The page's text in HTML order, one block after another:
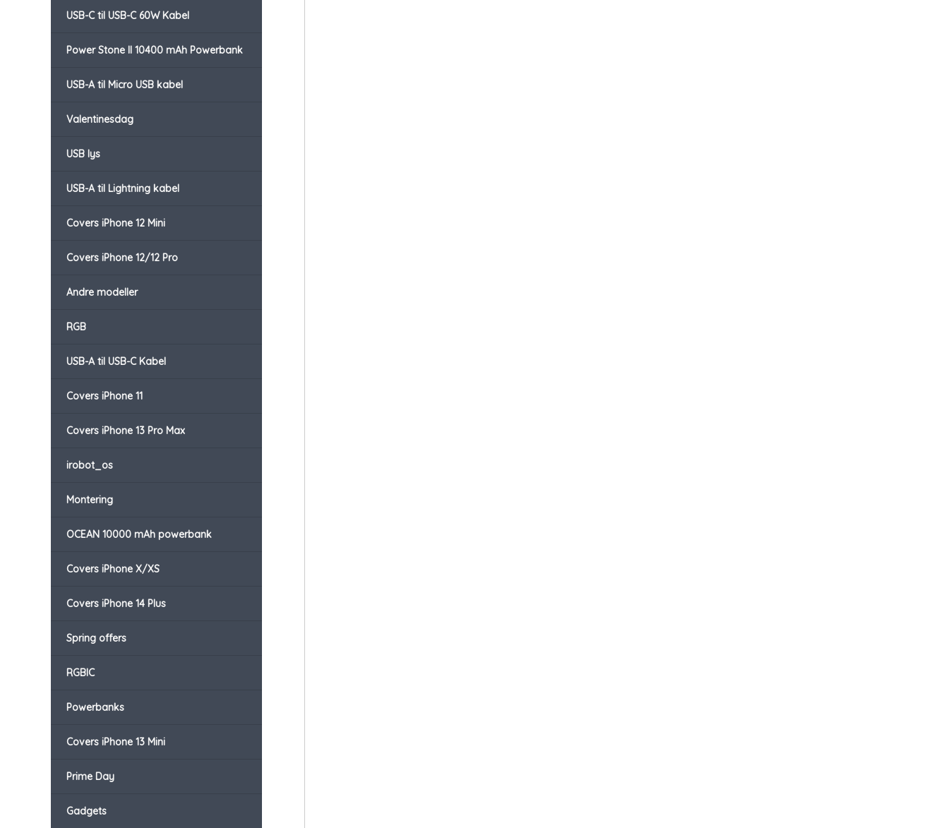
USB-C til USB-C 60W Kabel
Power Stone II 10400 mAh Powerbank
USB-A til Micro USB kabel
Valentinesdag
USB lys
USB-A til Lightning kabel
Covers iPhone 12 Mini
Covers iPhone 12/12 Pro
Andre modeller
RGB
USB-A til USB-C Kabel
Covers iPhone 11
Covers iPhone 13 Pro Max
irobot_os
Montering
OCEAN 10000 mAh powerbank
Covers iPhone X/XS
Covers iPhone 14 Plus
Spring offers
RGBIC
Powerbanks
Covers iPhone 13 Mini
Prime Day
Gadgets